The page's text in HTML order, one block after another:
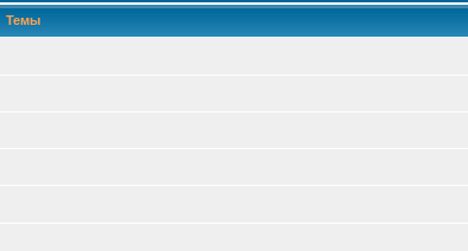
Темы